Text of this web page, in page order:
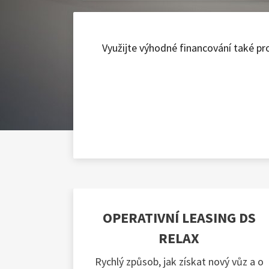
Využijte výhodné financování také
OPERATIVNÍ LEASING DS
RELAX
Rychlý způsob, jak získat nový vůz a o